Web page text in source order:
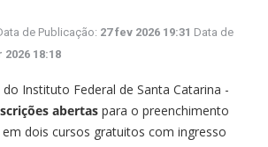
de Publicação: 27 fev 2026 19:31 Data de
2026 18:18
Instituto Federal de Santa Catarina -
abertas para o preenchimento
em dois cursos gratuitos com ingresso